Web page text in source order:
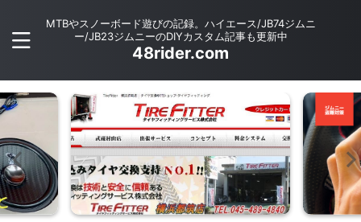
MTBやスノーボード遊びの記録。ハイエース/JB74ジムニ
ー/JB23ジムニーのDIYカスタム記事も更新中
48rider.com